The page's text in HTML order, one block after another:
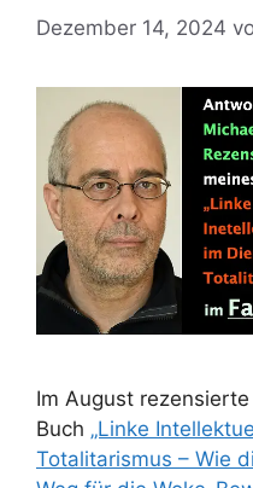
Dezember 14, 2024
Im August
Buch „Linke
Totalitarismus – Wie